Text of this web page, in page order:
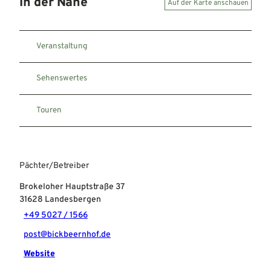
Auf der Karte anschauen
Veranstaltung
Sehenswertes
Touren
Pächter/Betreiber
Brokeloher Hauptstraße 37
31628 Landesbergen
+49 5027 / 1566
post@bickbeernhof.de
Website